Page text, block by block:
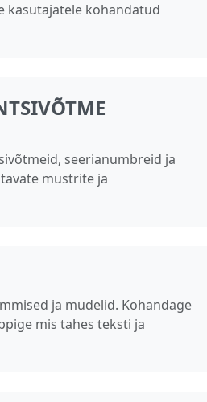
kasutajatele kohandatud
seerianumbreid ja
mustrite ja
ja mudelid. Kohandage
mis tahes teksti ja